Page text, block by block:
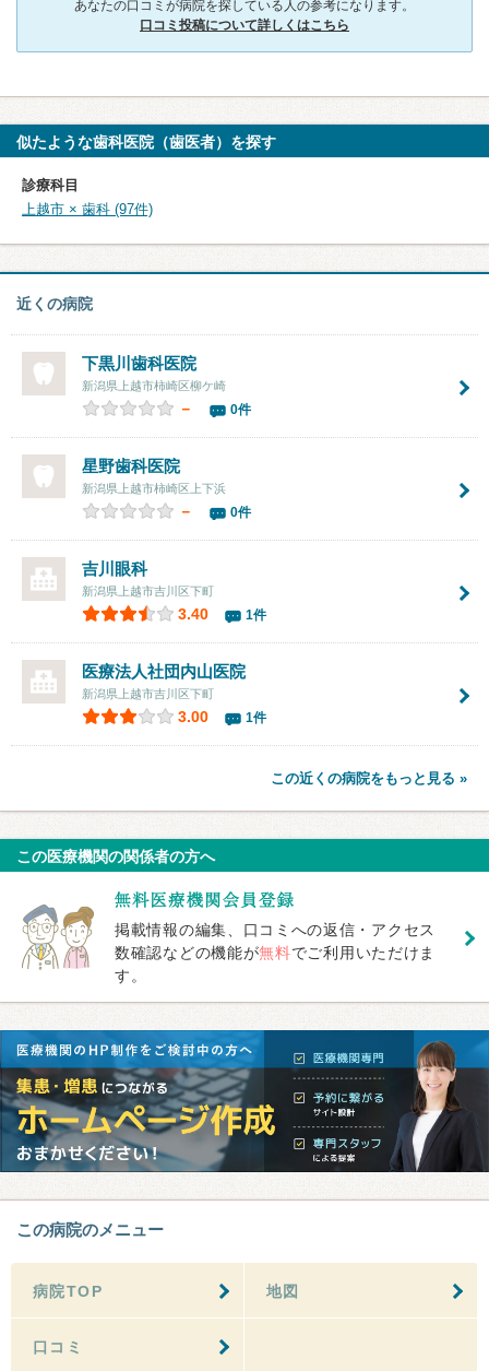
あなたの口コミが病院を探している人の参考になります。
口コミ投稿について詳しくはこちら
似たような歯科医院（歯医者）を探す
診療科目
上越市 × 歯科 (97件)
近くの病院
下黒川歯科医院
新潟県上越市柿崎区柳ケ崎
－ 0件
星野歯科医院
新潟県上越市柿崎区上下浜
－ 0件
吉川眼科
新潟県上越市吉川区下町
3.40 1件
医療法人社団内山医院
新潟県上越市吉川区下町
3.00 1件
この近くの病院をもっと見る »
この医療機関の関係者の方へ
掲載情報の編集、口コミへの返信・アクセス
数確認などの機能が無料でご利用いただけま
す。
この病院のメニュー
病院TOP 地図
口コミ